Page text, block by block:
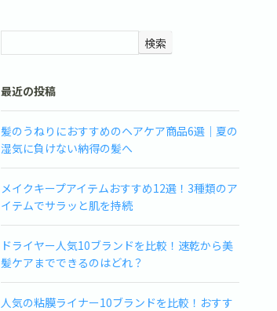
検索
最近の投稿
髪のうねりにおすすめのヘアケア商品6選｜夏の
湿気に負けない納得の髪へ
メイクキープアイテムおすすめ12選！3種類のア
イテムでサラッと肌を持続
ドライヤー人気10ブランドを比較！速乾から美
髪ケアまでできるのはどれ？
人気の粘膜ライナー10ブランドを比較！おすす